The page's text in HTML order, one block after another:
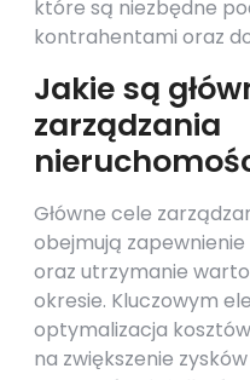
które są niezbędne
kontrahentami oraz
Jakie są
zarządzania
Główne cele
obejmują
oraz utrzymanie
okresie. Kluczowym
optymalizacja
na zwiększenie